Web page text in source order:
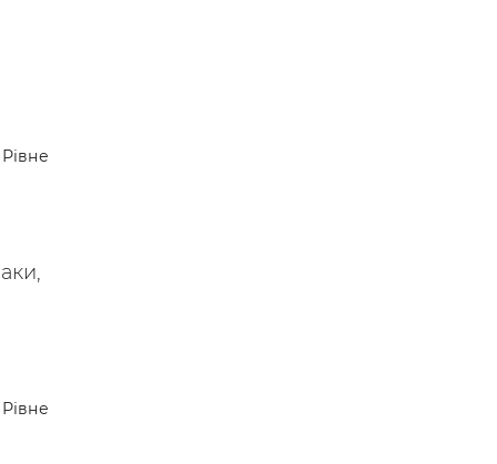
Рівне
Рівне